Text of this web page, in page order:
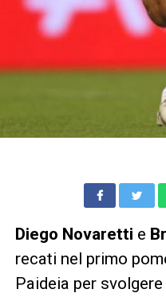
Diego Novaretti e
recati nel primo
Paideia per